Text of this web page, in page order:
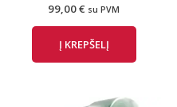
99,00€ su PVM
Į KREPŠELĮ